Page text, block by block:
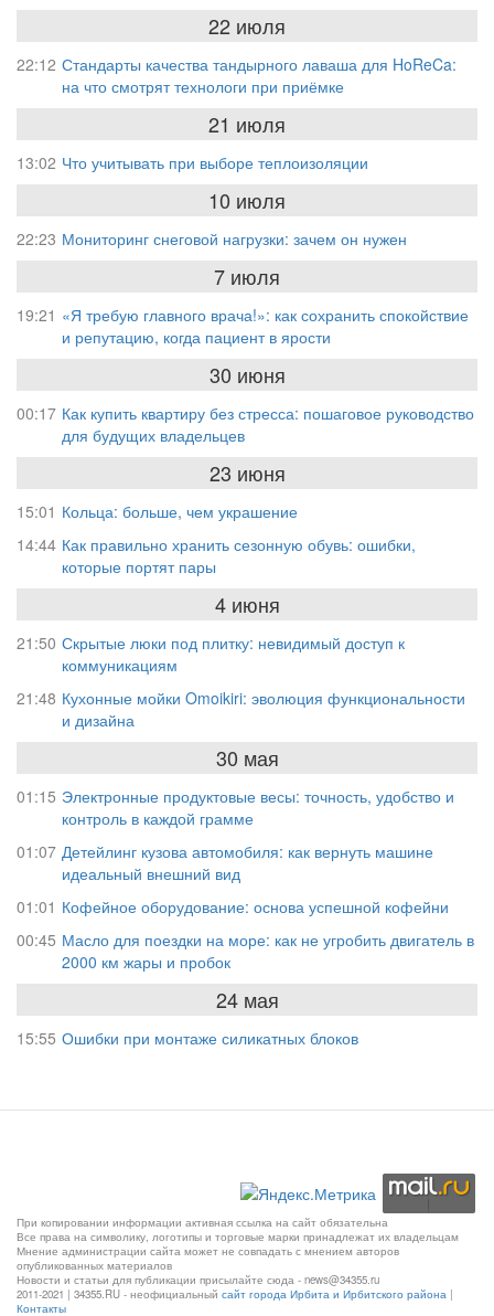
22 июля
22:12 Стандарты качества тандырного лаваша для HoReCa:
на что смотрят технологи при приёмке
21 июля
13:02 Что учитывать при выборе теплоизоляции
10 июля
22:23 Мониторинг снеговой нагрузки: зачем он нужен
7 июля
19:21 «Я требую главного врача!»: как сохранить спокойствие
и репутацию, когда пациент в ярости
30 июня
00:17 Как купить квартиру без стресса: пошаговое руководство
для будущих владельцев
23 июня
15:01 Кольца: больше, чем украшение
14:44 Как правильно хранить сезонную обувь: ошибки,
которые портят пары
4 июня
21:50 Скрытые люки под плитку: невидимый доступ к
коммуникациям
21:48 Кухонные мойки Omoikiri: эволюция функциональности
и дизайна
30 мая
01:15 Электронные продуктовые весы: точность, удобство и
контроль в каждой грамме
01:07 Детейлинг кузова автомобиля: как вернуть машине
идеальный внешний вид
01:01 Кофейное оборудование: основа успешной кофейни
00:45 Масло для поездки на море: как не угробить двигатель в
2000 км жары и пробок
24 мая
15:55 Ошибки при монтаже силикатных блоков
При копировании информации активная ссылка на сайт обязательна
Все права на символику, логотипы и торговые марки принадлежат их владельцам
Мнение администрации сайта может не совпадать с мнением авторов
опубликованных материалов
Новости и статьи для публикации присылайте сюда - news@34355.ru
2011-2021 | 34355.RU - неофициальный сайт города Ирбита и Ирбитского района |
Контакты